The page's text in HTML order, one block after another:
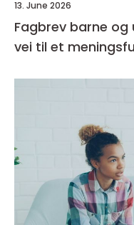
13. June 2026
Fagbrev barne og
vei til et